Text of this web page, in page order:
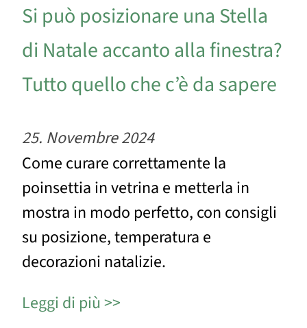
Si può posizionare una Stella
di Natale accanto alla finestra?
Tutto quello che c’è da sapere
25. Novembre 2024
Come curare correttamente la
poinsettia in vetrina e metterla in
mostra in modo perfetto, con consigli
su posizione, temperatura e
decorazioni natalizie.
Leggi di più